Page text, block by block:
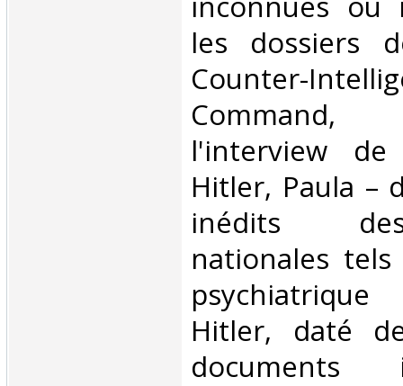
les dossiers
Counter-
Command,
l'interview
Hitler, Paula –
inédits
nationales
Hitler, daté
documents